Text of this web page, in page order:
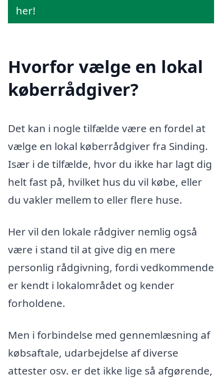
her!
Hvorfor vælge en lokal
køberrådgiver?
Det kan i nogle tilfælde være en fordel at
vælge en lokal køberrådgiver fra Sinding.
Især i de tilfælde, hvor du ikke har lagt dig
helt fast på, hvilket hus du vil købe, eller
du vakler mellem to eller flere huse.
Her vil den lokale rådgiver nemlig også
være i stand til at give dig en mere
personlig rådgivning, fordi vedkommende
er kendt i lokalområdet og kender
forholdene.
Men i forbindelse med gennemlæsning af
købsaftale, udarbejdelse af diverse
attester osv. er det ikke lige så afgørende,